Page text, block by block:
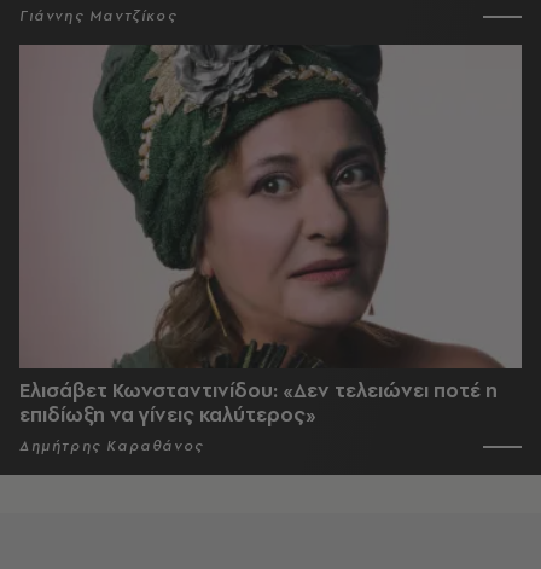
Γιάννης Μαντζίκος
Ελισάβετ Κωνσταντινίδου: «Δεν τελειώνει ποτέ η
επιδίωξη να γίνεις καλύτερος»
Δημήτρης Καραθάνος